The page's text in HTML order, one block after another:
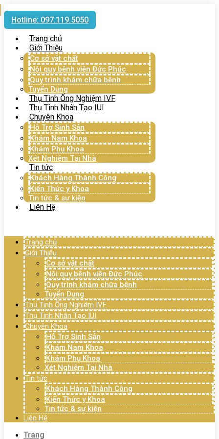
Hotline: 097.119.5050
Trang chủ
Giới Thiệu
Cơ sở vật chất
Nội quy bệnh viện Đức Phúc
Quy trình khám chữa bệnh
Tuyển Dụng
Thụ Tinh Ống Nghiệm IVF
Thụ Tinh Nhân Tạo IUI
Chuyên Khoa
Hỗ Trợ Sinh Sản
Khám Nam Khoa
Khám Phụ Khoa
Xét Nghiệm Tại Nhà
Tin tức
Khách Hàng Thành Công
Kiến Thức y Khoa
Tin tức & sự kiện
Liên Hệ
Trang chủ
Giới Thiệu
Cơ sở vật chất
Nội quy bệnh viện Đức Phúc
Quy trình khám chữa bệnh
Tuyển Dụng
Thụ Tinh Ống Nghiệm IVF
Thụ Tinh Nhân Tạo IUI
Chuyên Khoa
Hỗ Trợ Sinh Sản
Khám Nam Khoa
Khám Phụ Khoa
Xét Nghiệm Tại Nhà
Tin tức
Khách Hàng Thành Công
Kiến Thức y Khoa
Tin tức & sự kiện
Liên Hệ
Trang